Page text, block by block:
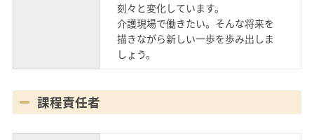
刻々と変化しています。
介護現場で働きたい。そんな将来を
描きながら新しい一歩を歩み出しま
しょう。
課程責任者